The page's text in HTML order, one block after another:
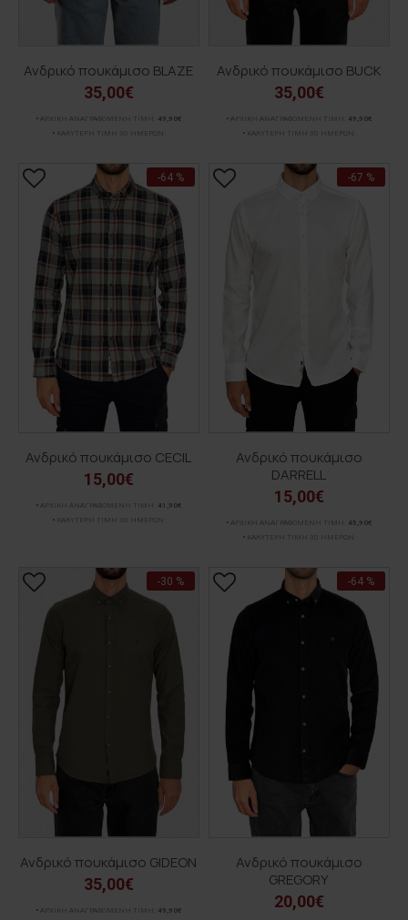
Ανδρικό πουκάμισο BLAZE
35,00€
ΑΡΧΙΚΗ ΑΝΑΓΡΑΦΟΜΕΝΗ ΤΙΜΗ:
49,90€
ΚΑΛΥΤΕΡΗ ΤΙΜΗ 30 ΗΜΕΡΩΝ:
Ανδρικό πουκάμισο BUCK
35,00€
ΑΡΧΙΚΗ ΑΝΑΓΡΑΦΟΜΕΝΗ ΤΙΜΗ:
49,90€
ΚΑΛΥΤΕΡΗ ΤΙΜΗ 30 ΗΜΕΡΩΝ:
-64 %
Ανδρικό πουκάμισο CECIL
15,00€
ΑΡΧΙΚΗ ΑΝΑΓΡΑΦΟΜΕΝΗ ΤΙΜΗ:
41,90€
ΚΑΛΥΤΕΡΗ ΤΙΜΗ 30 ΗΜΕΡΩΝ:
-67 %
Ανδρικό πουκάμισο
DARRELL
15,00€
ΑΡΧΙΚΗ ΑΝΑΓΡΑΦΟΜΕΝΗ ΤΙΜΗ:
45,90€
ΚΑΛΥΤΕΡΗ ΤΙΜΗ 30 ΗΜΕΡΩΝ:
-30 %
Ανδρικό πουκάμισο GIDEON
35,00€
ΑΡΧΙΚΗ ΑΝΑΓΡΑΦΟΜΕΝΗ ΤΙΜΗ:
49,90€
-64 %
Ανδρικό πουκάμισο
GREGORY
20,00€